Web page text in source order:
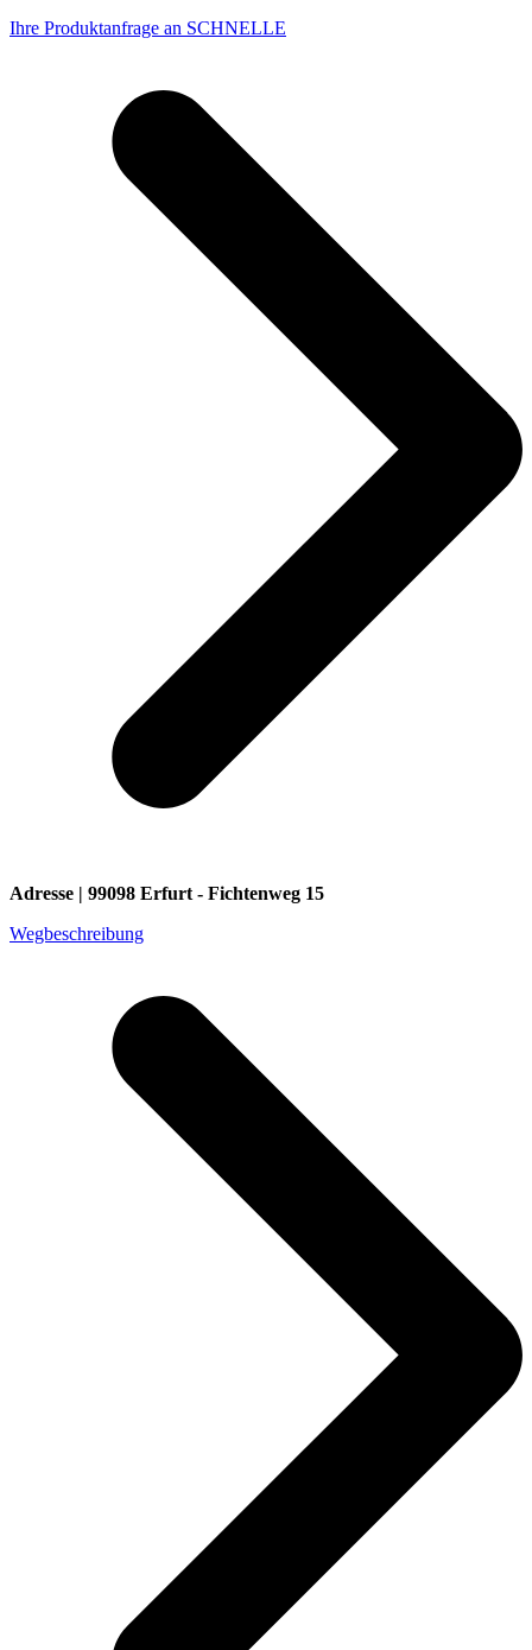
Ihre Produktanfrage an SCHNELLE
Adresse | 99098 Erfurt - Fichtenweg 15
Wegbeschreibung